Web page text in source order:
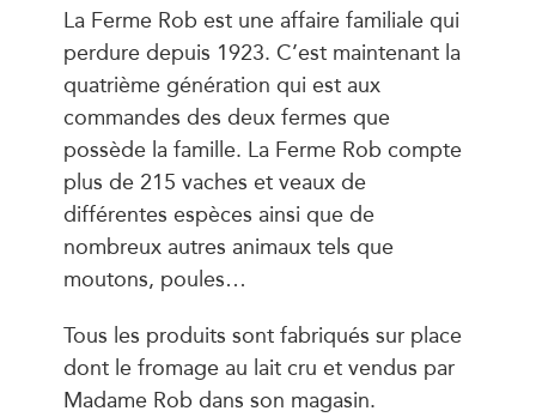
La Ferme Rob est une affaire familiale qui
perdure depuis 1923. C’est maintenant la
quatrième génération qui est aux
commandes des deux fermes que
possède la famille. La Ferme Rob compte
plus de 215 vaches et veaux de
différentes espèces ainsi que de
nombreux autres animaux tels que
moutons, poules…
Tous les produits sont fabriqués sur place
dont le fromage au lait cru et vendus par
Madame Rob dans son magasin.